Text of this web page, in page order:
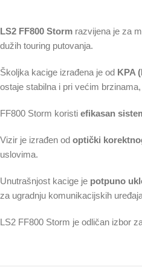
LS2 FF800 Storm razvijena je za
dužih touring putovanja.
Školjka kacige izrađena je od KPA
ostaje stabilna i pri većim
FF800 Storm koristi efikasan
Vizir je izrađen od optički
uslovima.
Unutrašnjost kacige je potpuno
za ugradnju komunikacijskih
LS2 FF800 Storm je odličan izbor